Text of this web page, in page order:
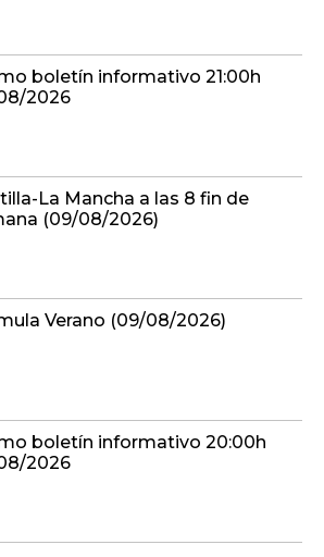
boletín informativo 21:00h
2026
La Mancha a las 8 fin de
(09/08/2026)
Verano (09/08/2026)
boletín informativo 20:00h
2026